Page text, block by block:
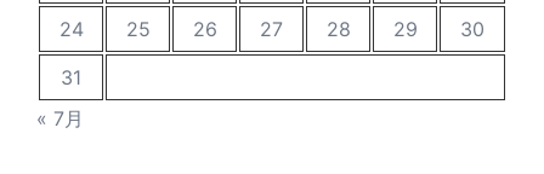
24
25 26 27 28 29
30
31
« 7月